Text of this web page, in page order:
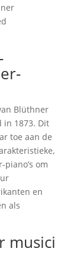
Blüthner
in 1873. Dit
toe aan de
om
en
als
musici